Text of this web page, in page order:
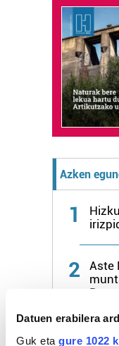
Datuen erabilera
Guk eta gure 1022
Azken
1
2
Aste
3
Gure